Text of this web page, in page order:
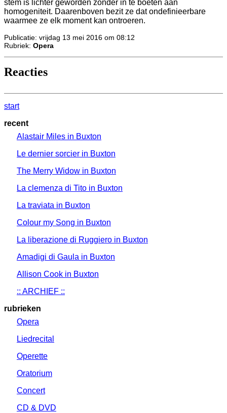
stem is lichter geworden zonder in te boeten aan
homogeniteit. Daarenboven bezit ze dat ondefinieerbare
waarmee ze elk moment kan ontroeren.
Publicatie: vrijdag 13 mei 2016 om 08:12
Rubriek: Opera
Reacties
start
recent
Alastair Miles in Buxton
Le dernier sorcier in Buxton
The Merry Widow in Buxton
La clemenza di Tito in Buxton
La traviata in Buxton
Colour my Song in Buxton
La liberazione di Ruggiero in Buxton
Amadigi di Gaula in Buxton
Allison Cook in Buxton
:: ARCHIEF ::
rubrieken
Opera
Liedrecital
Operette
Oratorium
Concert
CD & DVD